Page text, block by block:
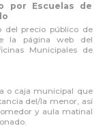
por Escuelas de
del precio público de
la página web del
Municipales de
o caja municipal que
del/la menor, así
y aula matinal